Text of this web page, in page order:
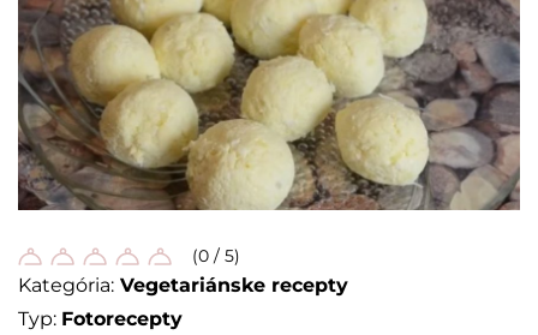
(0 / 5)
Kategória: Vegetariánske recepty
Typ: Fotorecepty